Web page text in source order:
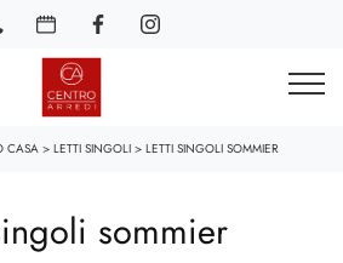
CASA> LETTI SINGOLI > LETTI SINGOLI SOMMIER
sommier